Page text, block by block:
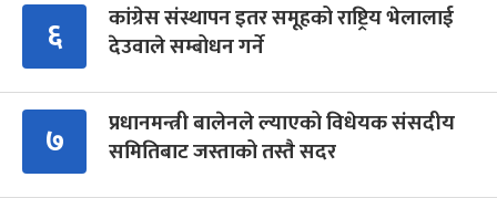
६
कांग्रेस संस्थापन इतर समूहको राष्ट्रिय भेलालाई
देउवाले सम्बोधन गर्ने
७
प्रधानमन्त्री बालेनले ल्याएको विधेयक संसदीय
समितिबाट जस्ताको तस्तै सदर